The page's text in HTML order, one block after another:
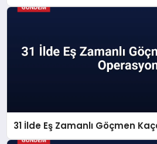
31 İlde Eş Zamanlı Göçmen